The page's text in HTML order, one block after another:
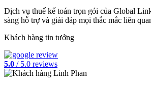
Dịch vụ thuế kế toán trọn gói của Global
sàng hỗ trợ và giải đáp mọi thắc mắc liên
Khách hàng tin tưởng
5.0 / 5.0 reviews